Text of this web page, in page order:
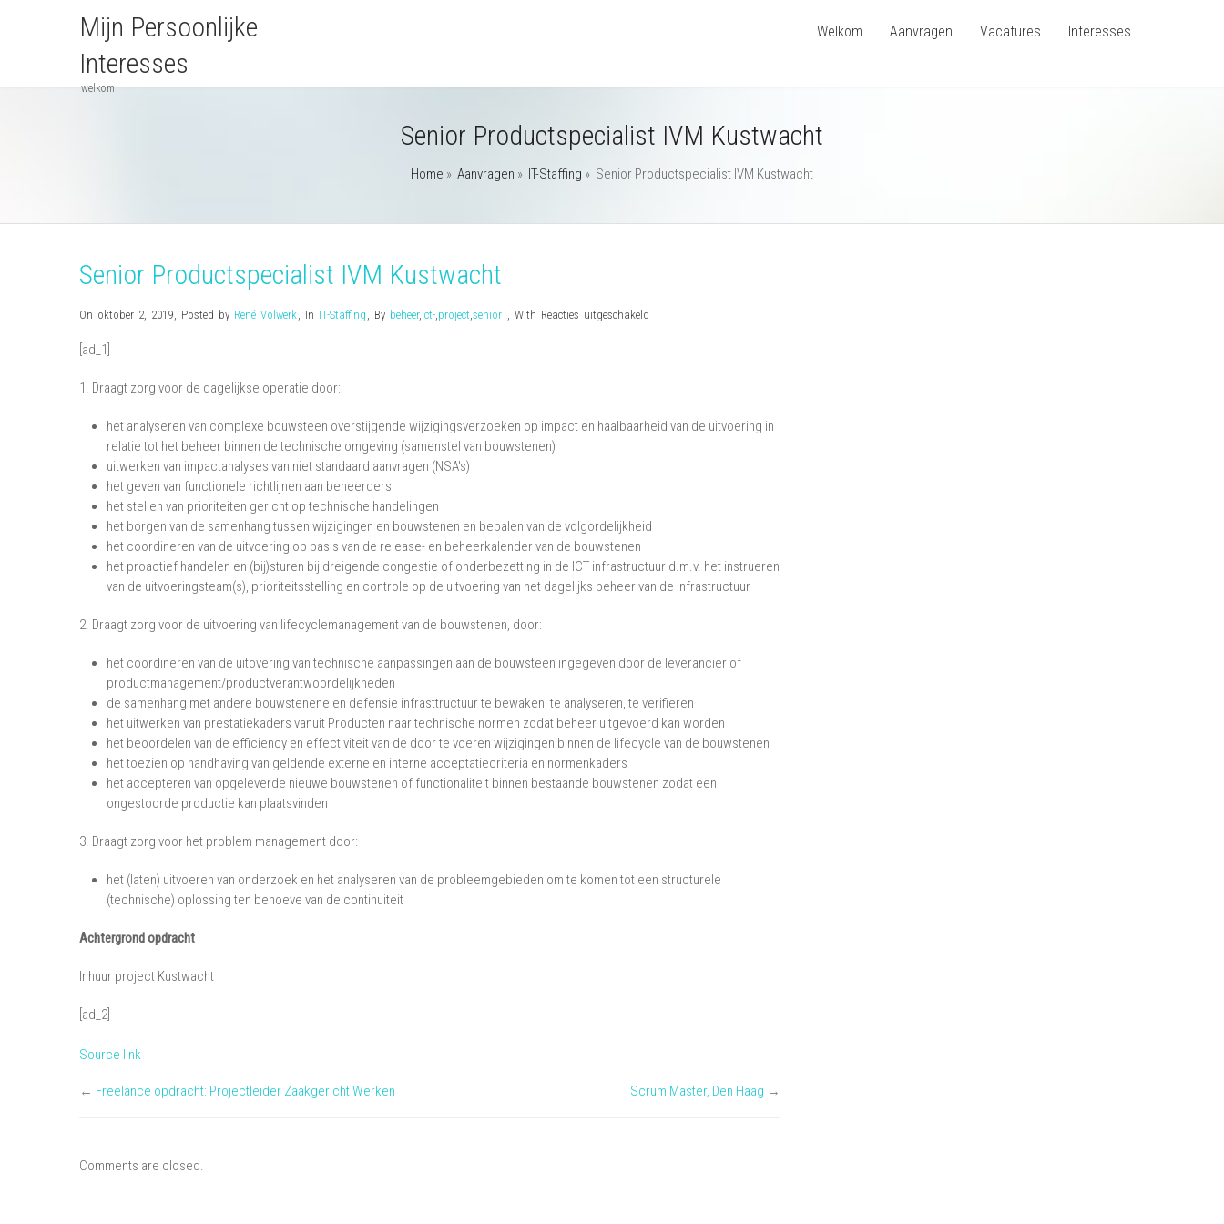
Mijn Persoonlijke
Interesses
welkom
Welkom Aanvragen Vacatures Interesses
Senior Productspecialist IVM Kustwacht
Home » Aanvragen » IT-Staffing » Senior Productspecialist IVM Kustwacht
Senior Productspecialist IVM Kustwacht
On oktober 2, 2019, Posted by René Volwerk, In IT-Staffing , By beheer,ict-,project,senior , With Reacties uitgeschakeld
[ad_1]
1. Draagt zorg voor de dagelijkse operatie door:
het analyseren van complexe bouwsteen overstijgende wijzigingsverzoeken op impact en haalbaarheid van de uitvoering in
relatie tot het beheer binnen de technische omgeving (samenstel van bouwstenen)
uitwerken van impactanalyses van niet standaard aanvragen (NSA's)
het geven van functionele richtlijnen aan beheerders
het stellen van prioriteiten gericht op technische handelingen
het borgen van de samenhang tussen wijzigingen en bouwstenen en bepalen van de volgordelijkheid
het coordineren van de uitvoering op basis van de release- en beheerkalender van de bouwstenen
het proactief handelen en (bij)sturen bij dreigende congestie of onderbezetting in de ICT infrastructuur d.m.v. het instrueren
van de uitvoeringsteam(s), prioriteitsstelling en controle op de uitvoering van het dagelijks beheer van de infrastructuur
2. Draagt zorg voor de uitvoering van lifecyclemanagement van de bouwstenen, door:
het coordineren van de uitovering van technische aanpassingen aan de bouwsteen ingegeven door de leverancier of
productmanagement/productverantwoordelijkheden
de samenhang met andere bouwstenene en defensie infrasttructuur te bewaken, te analyseren, te verifieren
het uitwerken van prestatiekaders vanuit Producten naar technische normen zodat beheer uitgevoerd kan worden
het beoordelen van de efficiency en effectiviteit van de door te voeren wijzigingen binnen de lifecycle van de bouwstenen
het toezien op handhaving van geldende externe en interne acceptatiecriteria en normenkaders
het accepteren van opgeleverde nieuwe bouwstenen of functionaliteit binnen bestaande bouwstenen zodat een
ongestoorde productie kan plaatsvinden
3. Draagt zorg voor het problem management door:
het (laten) uitvoeren van onderzoek en het analyseren van de probleemgebieden om te komen tot een structurele
(technische) oplossing ten behoeve van de continuiteit
Achtergrond opdracht
Inhuur project Kustwacht
[ad_2]
Source link
← Freelance opdracht: Projectleider Zaakgericht Werken Scrum Master, Den Haag →
Comments are closed.